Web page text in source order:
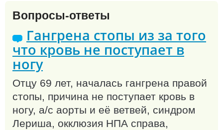
Вопросы-ответы
Гангрена стопы из за того
что кровь не поступает в
ногу
Отцу 69 лет, началась гангрена правой
стопы, причина не поступает кровь в
ногу, а/с аорты и её ветвей, синдром
Лериша, окклюзия НПА справа,